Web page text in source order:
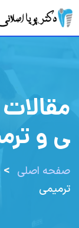
پرش
محتوا
ی و
صفحه اصلی >
ترمیمی